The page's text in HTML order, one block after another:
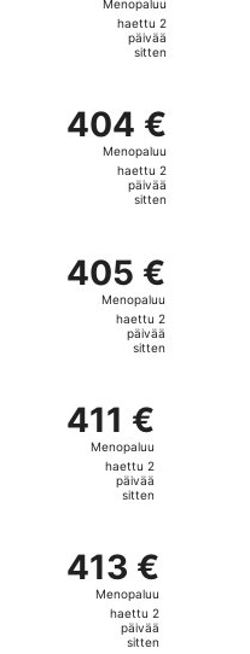
haettu
Menopaluu
haettu 2
päivää
sitten
404 €
Menopaluu,
haettu
404 €
Menopaluu
haettu 2
päivää
sitten
405 €
Menopaluu,
haettu
405 €
Menopaluu
haettu 2
päivää
sitten
411 €
Menopaluu,
haettu
päivää
411 €
Menopaluu
haettu 2
päivää
sitten
413 €
Menopaluu,
haettu
413 €
Menopaluu
haettu 2
päivää
sitten